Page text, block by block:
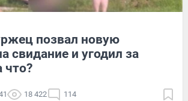
позвал новую
свидание и угодил за
что?
18 422 114